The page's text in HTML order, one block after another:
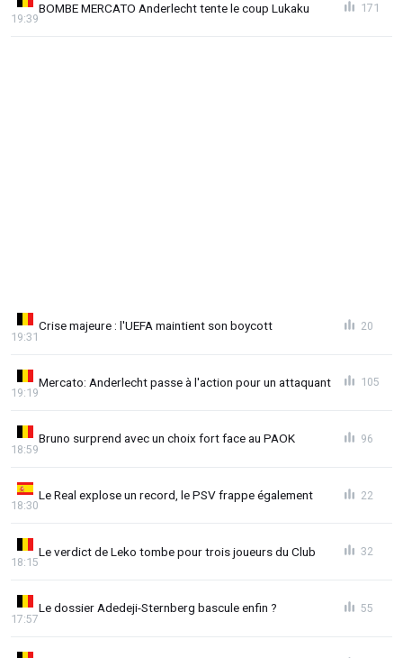
BOMBE MERCATO Anderlecht tente le coup Lukaku
19:39
171
Crise majeure : l'UEFA maintient son boycott
19:31
20
Mercato: Anderlecht passe à l'action pour un attaquant
19:19
105
Bruno surprend avec un choix fort face au PAOK
18:59
96
Le Real explose un record, le PSV frappe également
18:30
22
Le verdict de Leko tombe pour trois joueurs du Club
18:15
32
Le dossier Adedeji-Sternberg bascule enfin ?
17:57
55